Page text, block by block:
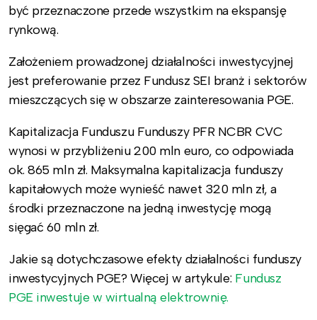
być przeznaczone przede wszystkim na ekspansję
rynkową.
Założeniem prowadzonej działalności inwestycyjnej
jest preferowanie przez Fundusz SEI branż i sektorów
mieszczących się w obszarze zainteresowania PGE.
Kapitalizacja Funduszu Funduszy PFR NCBR CVC
wynosi w przybliżeniu 200 mln euro, co odpowiada
ok. 865 mln zł. Maksymalna kapitalizacja funduszy
kapitałowych może wynieść nawet 320 mln zł, a
środki przeznaczone na jedną inwestycję mogą
sięgać 60 mln zł.
Jakie są dotychczasowe efekty działalności funduszy
inwestycyjnych PGE? Więcej w artykule: Fundusz
PGE inwestuje w wirtualną elektrownię.